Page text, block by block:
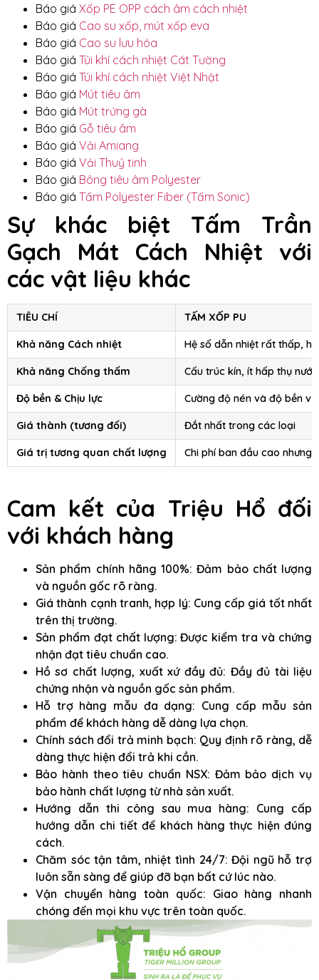
Báo giá Xốp PE OPP cách âm cách nhiệt
Báo giá Cao su xốp, mút xốp eva
Báo giá Cao su lưu hóa
Báo giá Túi khí cách nhiệt Cát Tường
Báo giá Túi khí cách nhiệt Việt Nhật
Báo giá Mút tiêu âm
Báo giá Mút trứng gà
Báo giá Gỗ tiêu âm
Báo giá Vải Amiang
Báo giá Vải Thuỷ tinh
Báo giá Bông tiêu âm Polyester
Báo giá Tấm Polyester Fiber (Tấm Sonic)
Sự khác biệt Tấm Trần
Gạch Mát Cách Nhiệt với
các vật liệu khác
TIÊU CHÍ TẤM XỐP PU
Khả năng Cách nhiệt Hệ số dẫn nhiệt rất thấp,
Khả năng Chống thấm Cấu trúc kín, ít hấp thụ
Độ bền & Chịu lực Cường độ nén và độ bền
Giá thành (tương đối) Đắt nhất trong các loại
Giá trị tương quan chất lượng Chi phí ban đầu cao nhưng
Cam kết của Triệu Hổ đối
với khách hàng
Sản phẩm chính hãng 100%: Đảm bảo chất lượng
và nguồn gốc rõ ràng.
Giá thành cạnh tranh, hợp lý: Cung cấp giá tốt nhất
trên thị trường.
Sản phẩm đạt chất lượng: Được kiểm tra và chứng
nhận đạt tiêu chuẩn cao.
Hồ sơ chất lượng, xuất xứ đầy đủ: Đầy đủ tài liệu
chứng nhận và nguồn gốc sản phẩm.
Hỗ trợ hàng mẫu đa dạng: Cung cấp mẫu sản
phẩm để khách hàng dễ dàng lựa chọn.
Chính sách đổi trả minh bạch: Quy định rõ ràng, dễ
dàng thực hiện đổi trả khi cần.
Bảo hành theo tiêu chuẩn NSX: Đảm bảo dịch vụ
bảo hành chất lượng từ nhà sản xuất.
Hướng dẫn thi công sau mua hàng: Cung cấp
hướng dẫn chi tiết để khách hàng thực hiện đúng
cách.
Chăm sóc tận tâm, nhiệt tình 24/7: Đội ngũ hỗ trợ
luôn sẵn sàng để giúp đỡ bạn bất cứ lúc nào.
Vận chuyển hàng toàn quốc: Giao hàng nhanh
chóng đến mọi khu vực trên toàn quốc.